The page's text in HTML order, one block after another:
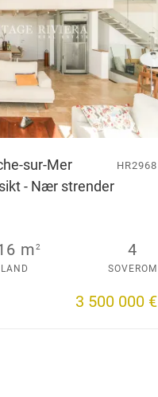
sur-Mer
- Nær strender
HR2968
m2
LAND
4
SOVEROM
3 500 000 €